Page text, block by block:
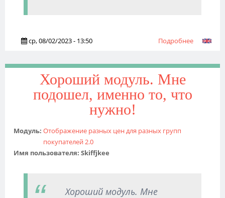
ср, 08/02/2023 - 13:50 Подробнеео
отлично.
Хороший модуль. Мне
подошел, именно то, что
нужно!
Модуль:Отображение разных цен для разных групп
покупателей 2.0
Имя пользователя:Skiffjkee
Хороший модуль. Мне